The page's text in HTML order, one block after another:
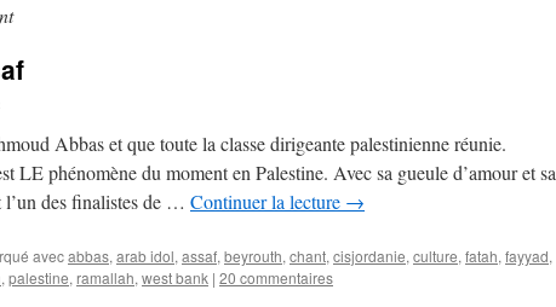
Abbas et que toute la classe dirigeante palestinienne réunie.
LE phénomène du moment en Palestine. Avec sa gueule d’amour et sa
l’un des finalistes de … Continuer la lecture →
avecabbas, arab idol, assaf, beyrouth, chant, cisjordanie, culture, fatah, fayyad,
, palestine, ramallah, west bank | 20 commentaires